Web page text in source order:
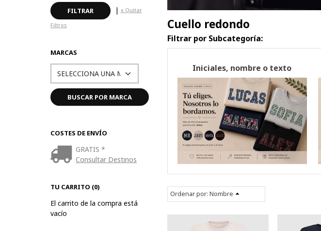
| x Quitar
Filtros
MARCAS
COSTES DE ENVÍO
GRATIS *
Consultar Destinos
TU CARRITO (0)
El carrito de la compra está
vacío
Cuello redondo
Filtrar por Subcategoría:
Iniciales, nombre o texto
Ordenar por: Nombre